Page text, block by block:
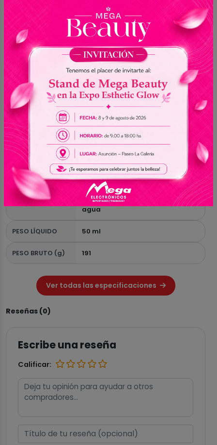
impurezas y maquillaje resistente, incluso el de
larga duración y a prueba de agua, dejando el
rostro limpio, suave y fresco. Apto para todo
tipo de piel, ofrece una limpieza profunda sin
resecar.
Especificaciones
MODELO Pure Grinding Cleansing Balm
INDICACIÓN
Puede ser usado en todos los tipos
de piel
CARACTERÍSTIC
AS
Desarrollado con Madecássico y
aceites vegetales que hidratada y
nutre la piel, ayuda a remover
impurezas y maquillajes
resistentes, incluso a prueba de
agua
PESO LÍQUIDO 50 ml
PESO BRUTO (g) 191
Ver todas las especificaciones
Reseñas (0)
Escribe una reseña
Calificar: